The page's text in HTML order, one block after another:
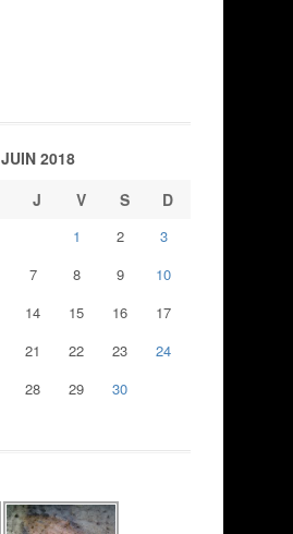
JUIN 2018
J V S D
1 2
3
7 8 9
10
14 15 16
17
21 22 23
24
28 29
30